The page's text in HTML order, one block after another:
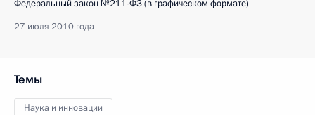
Федеральный закон №211-ФЗ (в графическом формате)
27 июля 2010 года
Темы
Наука и инновации